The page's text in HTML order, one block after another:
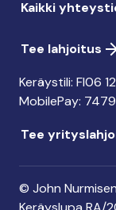
Kaikki
Tee lahjoitus
Keräystili: FI06
MobilePay:
Tee
© John